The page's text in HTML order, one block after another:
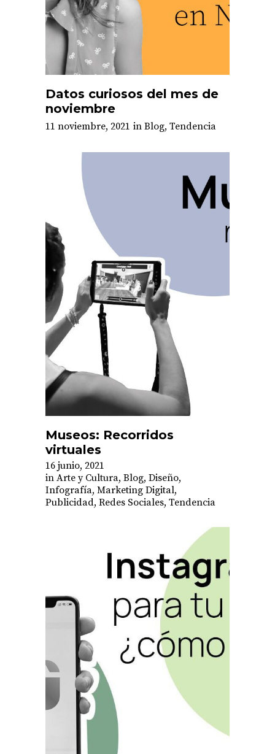
Datos curiosos del mes de
noviembre
11 noviembre, 2021 in Blog, Tendencia
Museos: Recorridos
virtuales
16 junio, 2021
in Arte y Cultura, Blog, Diseño,
Infografía, Marketing Digital,
Publicidad, Redes Sociales, Tendencia